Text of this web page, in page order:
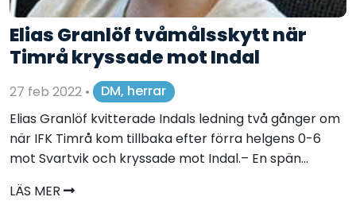
Elias Granlöf tvåmålsskytt när
Timrå kryssade mot Indal
27 feb 2022 •
DM, herrar
Elias Granlöf kvitterade Indals ledning två gånger om
när IFK Timrå kom tillbaka efter förra helgens 0-6
mot Svartvik och kryssade mot Indal.– En spän...
LÄS MER